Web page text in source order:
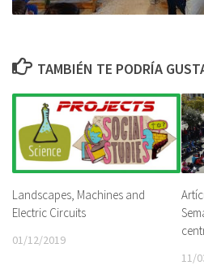
TAMBIÉN TE PODRÍA
Landscapes, Machines and
Electric Circuits
01/12/2019
11/